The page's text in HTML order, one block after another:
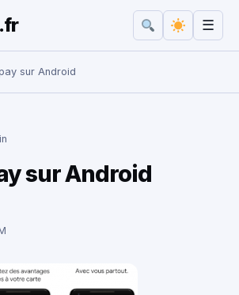
.fr ☰
sur Android
sur Android